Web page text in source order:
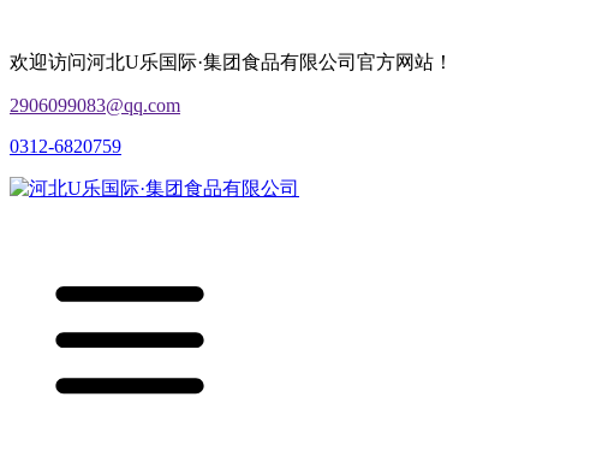
欢迎访问河北U乐国际·集团食品有限公司官方网站！
2906099083@qq.com
0312-6820759